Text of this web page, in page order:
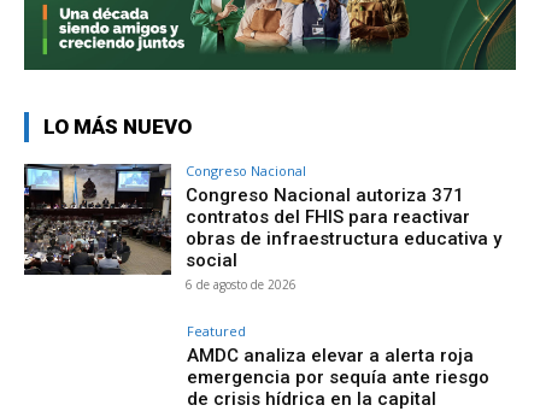
LO MÁS NUEVO
Congreso Nacional
Congreso Nacional autoriza 371
contratos del FHIS para reactivar
obras de infraestructura educativa y
social
6 de agosto de 2026
Featured
AMDC analiza elevar a alerta roja
emergencia por sequía ante riesgo
de crisis hídrica en la capital